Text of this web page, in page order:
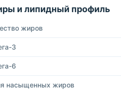
и липидный профиль
жиров
3
6
насыщенных жиров